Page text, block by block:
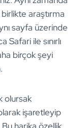
araştırma
sayfa üzerinde
Safari ile sınırlı
birçok şeyi
olursak
işaretleyip